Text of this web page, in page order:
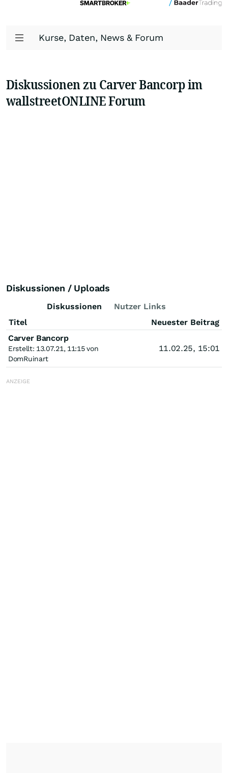
Kurse, Daten, News & Forum
Diskussionen zu Carver Bancorp im
wallstreetONLINE Forum
Diskussionen / Uploads
Diskussionen
Nutzer Links
Titel
Neuester Beitrag
Carver Bancorp
Erstellt: 13.07.21, 11:15 von
DomRuinart
11.02.25, 15:01